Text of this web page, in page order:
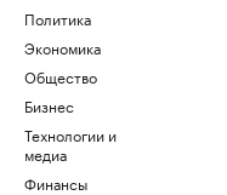
Политика
Экономика
Общество
Бизнес
Технологии и
медиа
Финансы